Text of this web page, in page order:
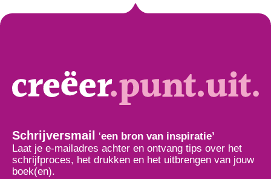
Schrijversmail ‘een bron van inspiratie’
Laat je e-mailadres achter en ontvang tips over het
schrijfproces, het drukken en het uitbrengen van jouw
boek(en).